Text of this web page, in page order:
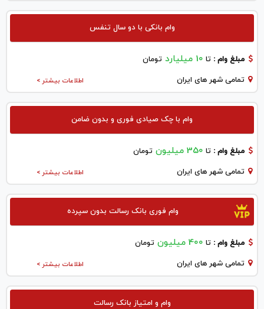
وام بانکی با دو سال تنفس
مبلغ وام : تا 10 میلیارد تومان
اطلاعات بیشتر > تمامی شهر های ایران
وام با چک صیادی فوری و بدون ضامن
مبلغ وام : تا 350 میلیون تومان
اطلاعات بیشتر > تمامی شهر های ایران
وام فوری بانک رسالت بدون سپرده
مبلغ وام : تا 400 میلیون تومان
اطلاعات بیشتر > تمامی شهر های ایران
وام و امتیاز بانک رسالت